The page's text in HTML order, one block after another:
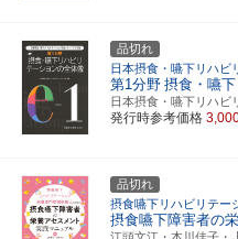
品切れ
日本摂食・嚥下リハビ
第1分野 摂食・嚥
日本摂食・嚥下リハ
発行時参考価格
品切れ
摂食嚥下リハビリテー
摂食嚥下障害者の